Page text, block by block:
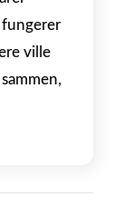
fungerer
ville